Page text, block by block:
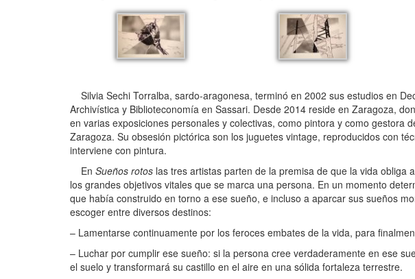
Silvia Sechi Torralba, sardo-aragonesa, terminó en 2002 sus estudios en
Archivística y Biblioteconomía en Sassari. Desde 2014 reside en Zaragoza,
en varias exposiciones personales y colectivas, como pintora y como gestora
Zaragoza. Su obsesión pictórica son los juguetes vintage, reproducidos con
interviene con pintura.
En Sueños rotos las tres artistas parten de la premisa de que la vida
los grandes objetivos vitales que se marca una persona. En un momento
que había construido en torno a ese sueño, e incluso a aparcar sus sueños
escoger entre diversos destinos:
– Lamentarse continuamente por los feroces embates de la vida, para
– Luchar por cumplir ese sueño: si la persona cree verdaderamente en ese
el suelo y transformará su castillo en el aire en una sólida fortaleza terrestre.